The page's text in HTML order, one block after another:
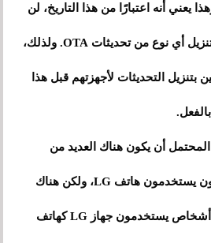
في 30 يونيو. وهذا يعني أنه اعتبارًا من هذا التاريخ، لن
تتمكن هواتفك الذكية من تنزيل أي نوع من تحديثات OTA. ولذلك،
التحديثات لأجهزتهم قبل هذا
أن يكون هناك العديد من
المستخدمين الذين لا يزالون يستخدمون هاتف LG، ولكن هناك
بعض؛ قد يكون هناك أيضًا أشخاص يستخدمون جهاز LG كهاتف